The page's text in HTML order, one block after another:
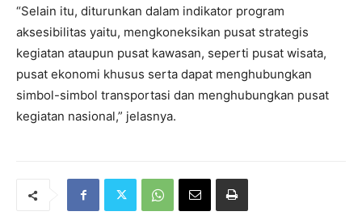
“Selain itu, diturunkan dalam indikator program
aksesibilitas yaitu, mengkoneksikan pusat strategis
kegiatan ataupun pusat kawasan, seperti pusat wisata,
pusat ekonomi khusus serta dapat menghubungkan
simbol-simbol transportasi dan menghubungkan pusat
kegiatan nasional,” jelasnya.